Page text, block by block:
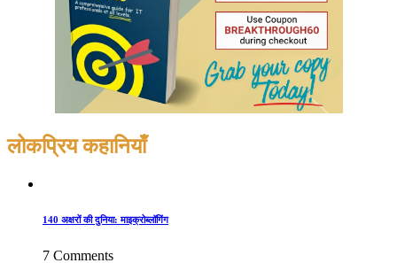
लोकप्रिय कहानियाँ
140 अक्षरों की दुनिया: माइक्रोब्लॉगिंग
7 Comments